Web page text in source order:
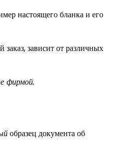
настоящего бланка и его
зависит от различных
фирмой.
образец документа об